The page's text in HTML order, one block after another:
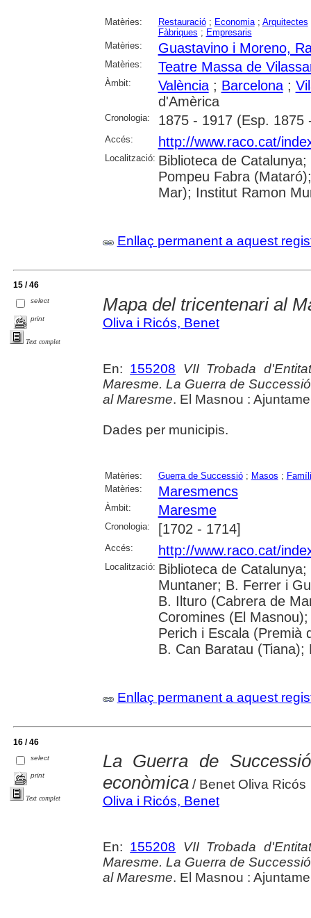
Matèries: Restauració; Economia; Arquitectes
Fàbriques ; Empresaris
Matèries:
Guastavino i Moreno,
Matèries: Teatre Massa de
Àmbit: València; Barcelona;
d'Amèrica
Cronologia: 1875 - 1917 (Esp. 1875
Accés: http://www.raco.cat/
Localització: Biblioteca de
Pompeu Fabra
Mar); Institut Ramon
Enllaç permanent a aquest
15 / 46
select
print
Text complet
Mapa del tricentenari al
Oliva i Ricós, Benet
En: 155208
VII Trobada
Maresme. La Guerra de
al Maresme. El Masnou :
Dades per municipis.
Matèries: Guerra de Successió; Masos ;
Matèries:
Maresmencs
Àmbit: Maresme
Cronologia: [1702 - 1714]
Accés: http://www.raco.cat/
Localització: Biblioteca de
Muntaner; B. Ferrer i
B. Ilturo (Cabrera de
Coromines (El
Perich i Escala (Premià
B. Can Baratau
Enllaç permanent a aquest
16 / 46
select
print
Text complet
La Guerra de
econòmica/ Benet Oliva Ricós
Oliva i Ricós, Benet
En: 155208
VII Trobada
Maresme. La Guerra de
al Maresme. El Masnou :